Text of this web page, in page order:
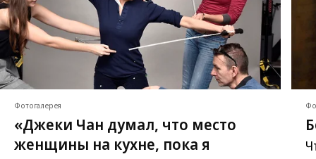
Фотогалерея
«Джеки Чан думал, что место
женщины на кухне, пока я